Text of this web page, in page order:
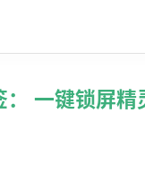
： 一键锁屏精